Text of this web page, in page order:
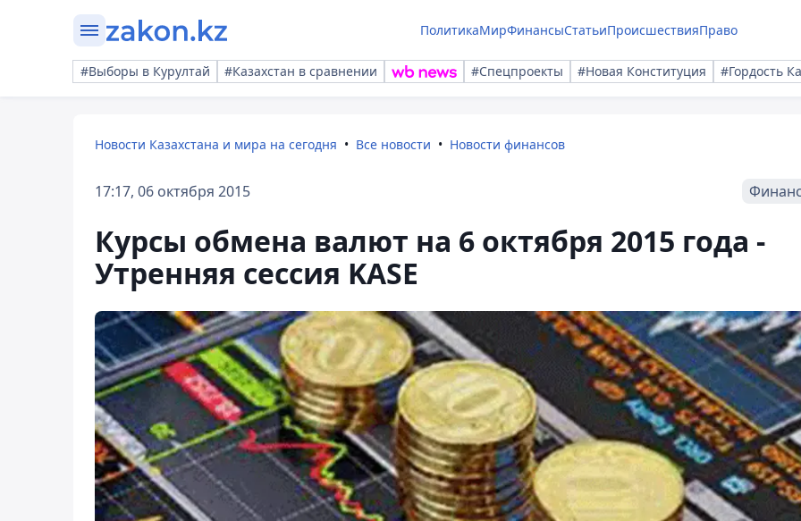
ПолитикаМирФинансыСтатьиПроисшествияПраво
#Выборы в Курултай #Казахстан в сравнении #Спецпроекты #Новая Конституция #Гордость
Новости Казахстана и мира на сегодня Все новости Новости финансов
17:17, 06 октября 2015
Курсы обмена валют на 6 октября 2015 года -
Утренняя сессия KASE